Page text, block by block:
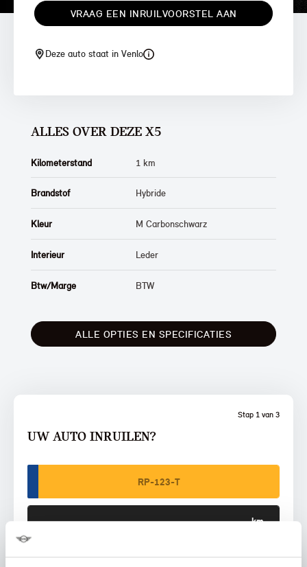
VRAAG EEN INRUILVOORSTEL AAN
Deze auto staat in Venlo
Stap 1 van 3
UW AUTO INRUILEN?
ALLES OVER DEZE X5
Kilometerstand 1 km
Brandstof Hybride
Kleur M Carbonschwarz
Interieur Leder
Btw/Marge BTW
ALLE OPTIES EN SPECIFICATIES